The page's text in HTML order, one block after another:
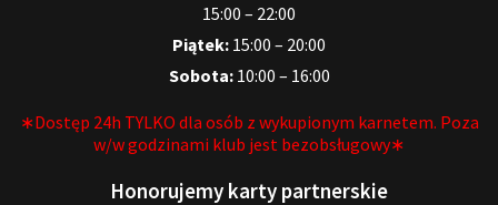
15:00 – 22:00
Piątek: 15:00 – 20:00
Sobota:10:00 – 16:00
∗Dostęp 24h TYLKO dla osób z wykupionym karnetem. Poza
w/w godzinami klub jest bezobsługowy∗
Honorujemy karty partnerskie